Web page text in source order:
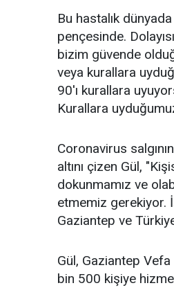
Bu hastalık
pençesinde.
bizim güvende
veya kurallara
90'ı kurallara
Kurallara
Coronavirus
altını çizen Gül,
dokunmamız ve
etmemiz gerekiyor.
Gaziantep ve
Gül, Gaziantep
bin 500 kişiye